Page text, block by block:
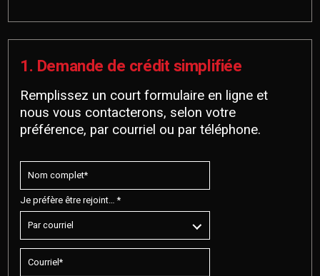
1. Demande de crédit simplifiée
Remplissez un court formulaire en ligne et
nous vous contacterons, selon votre
préférence, par courriel ou par téléphone.
Je préfère être rejoint… *